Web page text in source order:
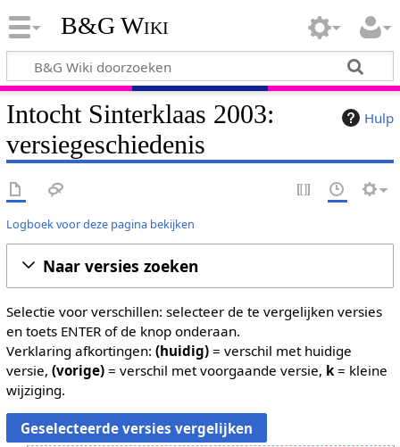
B&G Wiki
Hulp
Intocht Sinterklaas 2003:
versiegeschiedenis
Logboek voor deze pagina bekijken
Naar versies zoeken
Selectie voor verschillen: selecteer de te vergelijken versies
en toets ENTER of de knop onderaan.
Verklaring afkortingen: (huidig)= verschil met huidige
versie, (vorige)= verschil met voorgaande versie, k= kleine
wijziging.